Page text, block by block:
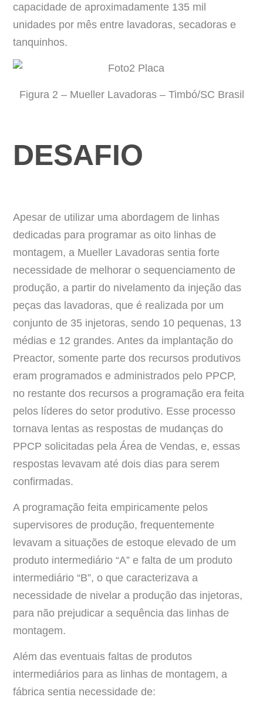
capacidade de aproximadamente 135 mil
unidades por mês entre lavadoras, secadoras e
tanquinhos.
Figura 2 – Mueller Lavadoras – Timbó/SC Brasil
DESAFIO
Apesar de utilizar uma abordagem de linhas
dedicadas para programar as oito linhas de
montagem, a Mueller Lavadoras sentia forte
necessidade de melhorar o sequenciamento de
produção, a partir do nivelamento da injeção das
peças das lavadoras, que é realizada por um
conjunto de 35 injetoras, sendo 10 pequenas, 13
médias e 12 grandes. Antes da implantação do
Preactor, somente parte dos recursos produtivos
eram programados e administrados pelo PPCP,
no restante dos recursos a programação era feita
pelos líderes do setor produtivo. Esse processo
tornava lentas as respostas de mudanças do
PPCP solicitadas pela Área de Vendas, e, essas
respostas levavam até dois dias para serem
confirmadas.
A programação feita empiricamente pelos
supervisores de produção, frequentemente
levavam a situações de estoque elevado de um
produto intermediário “A” e falta de um produto
intermediário “B”, o que caracterizava a
necessidade de nivelar a produção das injetoras,
para não prejudicar a sequência das linhas de
montagem.
Além das eventuais faltas de produtos
intermediários para as linhas de montagem, a
fábrica sentia necessidade de: